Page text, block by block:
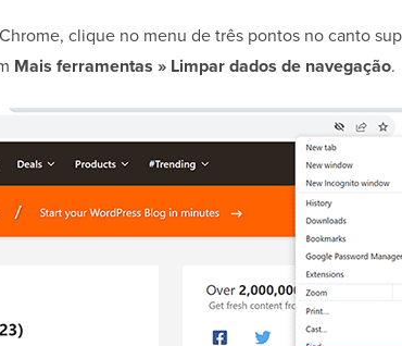
clique no menu de três pontos no canto
Mais ferramentas » Limpar dados de navegação.